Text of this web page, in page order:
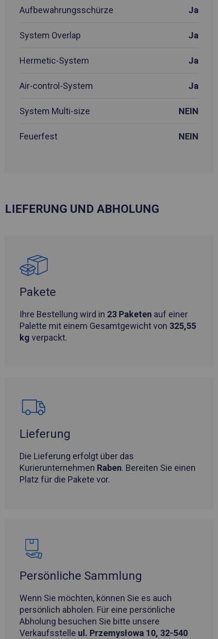
Aufbewahrungsschürze Ja
System Overlap Ja
Hermetic-System Ja
Air-control-System Ja
System Multi-size NEIN
Feuerfest NEIN
LIEFERUNG UND ABHOLUNG
Pakete
Ihre Bestellung wird in 23 Paketen auf einer
Palette mit einem Gesamtgewicht von 325,55
kg verpackt.
Lieferung
Die Lieferung erfolgt über das
Kurierunternehmen Raben. Bereiten Sie einen
Platz für die Pakete vor.
Persönliche Sammlung
Wenn Sie möchten, können Sie es auch
persönlich abholen. Für eine persönliche
Abholung besuchen Sie bitte unsere
Verkaufsstelle ul. Przemysłowa 10, 32-540